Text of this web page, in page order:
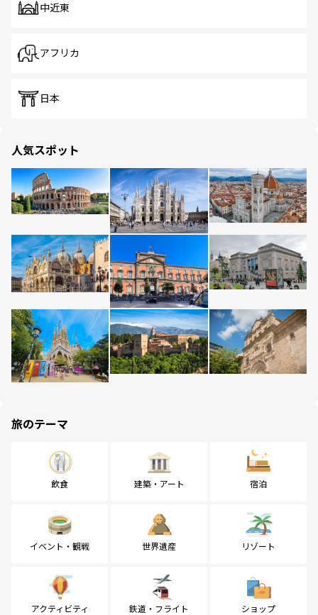
中近東
アフリカ
日本
人気スポット
旅のテーマ
飲食 建築・アート 宿泊
イベント・観戦 世界遺産 リゾート
アクティビティ 鉄道・フライト ショップ